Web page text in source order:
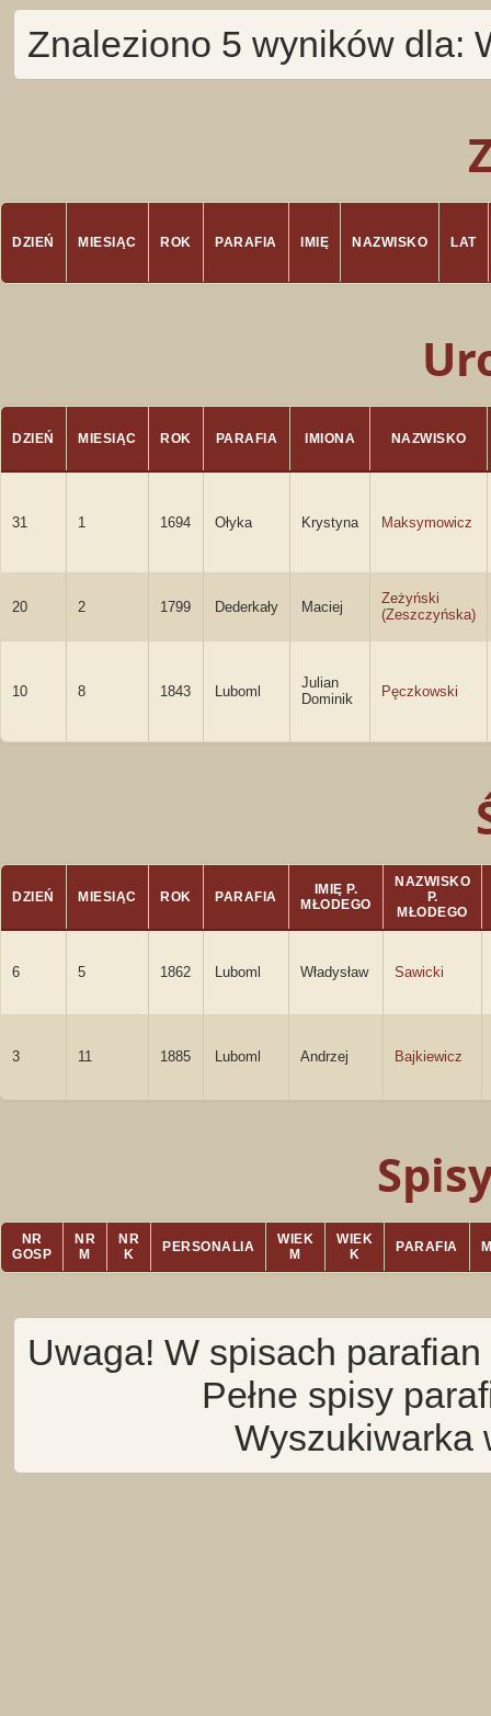
Znaleziono 5 wyników dla:
DZIEŃ MIESIĄC ROK PARAFIA IMIĘ NAZWISKO LAT
DZIEŃ MIESIĄC ROK PARAFIA IMIONA NAZWISKO
31 1 1694 Ołyka Krystyna Maksymowicz
20 2 1799 Dederkały Maciej
Zeżyński
(Zeszczyńska)
10 8 1843 Luboml
Julian
Dominik
Pęczkowski
DZIEŃ MIESIĄC ROK PARAFIA
IMIĘ P.
MŁODEGO
NAZWISKO
P.
MŁODEGO
6 5 1862 Luboml Władysław Sawicki
3 11 1885 Luboml Andrzej Bajkiewicz
NR
GOSP
NR
M
NR
K
PERSONALIA
WIEK
M
WIEK
K
PARAFIA
Uwaga! W spisach
Pełne spisy
Wyszukiwarka